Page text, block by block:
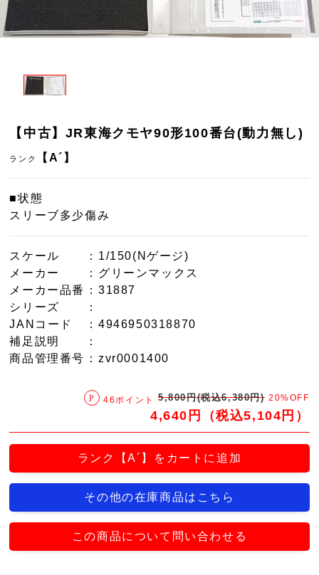
【中古】JR東海クモヤ90形100番台(動力無し)
ランク 【A´】
■状態
スリーブ多少傷み
スケール
：1/150(Nゲージ)
メーカー
：グリーンマックス
メーカー品番
：31887
シリーズ
：
JANコード
：4946950318870
補足説明
：
商品管理番号 ：zvr0001400
46ポイント 5,800円(税込6,380円) 20%OFF
4,640円（税込5,104円）
ランク【A´】をカートに追加
その他の在庫商品はこちら
この商品について問い合わせる